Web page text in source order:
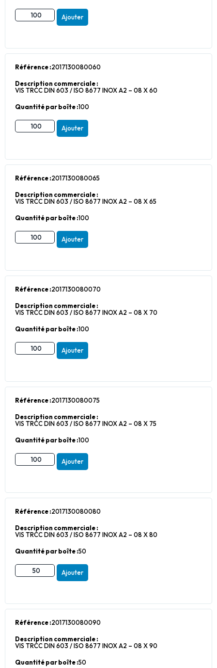
Ajouter
Référence :2017130080060
Description commerciale :
VIS TRCC DIN 603 / ISO 8677 INOX A2 – 08 X 60
Quantité par boîte :100
Ajouter
Référence :2017130080065
Description commerciale :
VIS TRCC DIN 603 / ISO 8677 INOX A2 – 08 X 65
Quantité par boîte :100
Ajouter
Référence :2017130080070
Description commerciale :
VIS TRCC DIN 603 / ISO 8677 INOX A2 – 08 X 70
Quantité par boîte :100
Ajouter
Référence :2017130080075
Description commerciale :
VIS TRCC DIN 603 / ISO 8677 INOX A2 – 08 X 75
Quantité par boîte :100
Ajouter
Référence :2017130080080
Description commerciale :
VIS TRCC DIN 603 / ISO 8677 INOX A2 – 08 X 80
Quantité par boîte :50
Ajouter
Référence :2017130080090
Description commerciale :
VIS TRCC DIN 603 / ISO 8677 INOX A2 – 08 X 90
Quantité par boîte :50